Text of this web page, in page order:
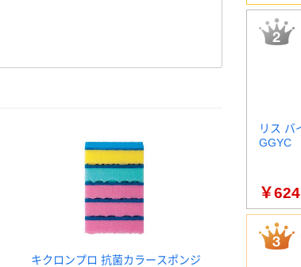
キクロンプロ 抗菌カラースポンジ
リス バ
GGYC
￥